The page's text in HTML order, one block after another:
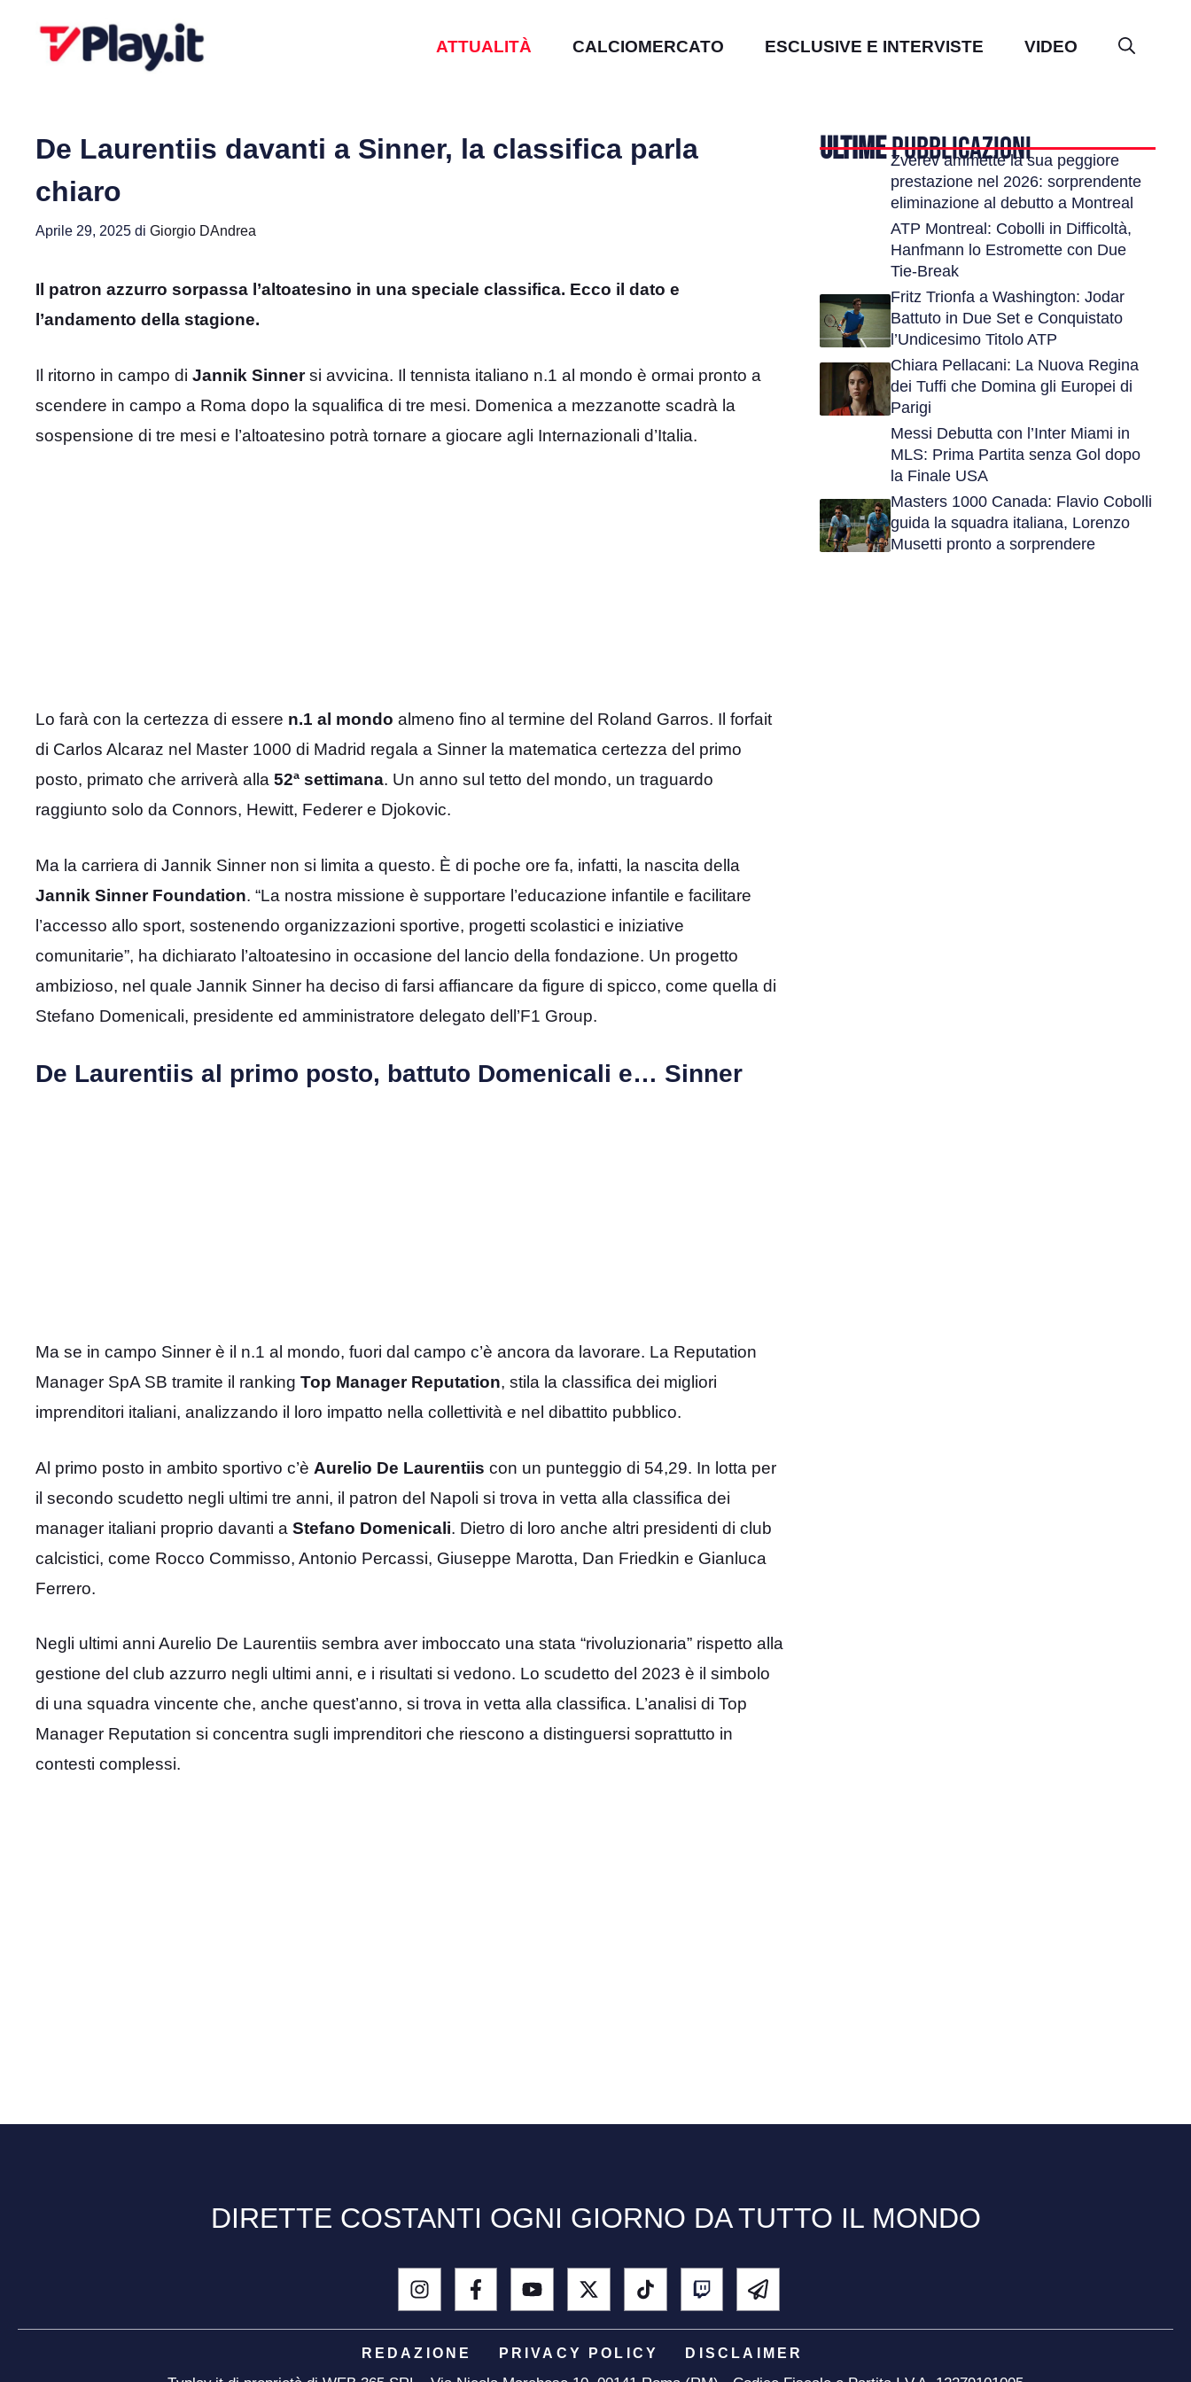
ATTUALITÀ CALCIOMERCATO ESCLUSIVE E INTERVISTE VIDEO
De Laurentiis davanti a Sinner, la classifica parla
chiaro
Aprile 29, 2025 di Giorgio DAndrea
Il patron azzurro sorpassa l’altoatesino in una speciale classifica. Ecco il dato e
l’andamento della stagione.
Il ritorno in campo di Jannik Sinnersi avvicina. Il tennista italiano n.1 al mondo è ormai pronto a
scendere in campo a Roma dopo la squalifica di tre mesi. Domenica a mezzanotte scadrà la
sospensione di tre mesi e l’altoatesino potrà tornare a giocare agli Internazionali d’Italia.
Lo farà con la certezza di essere n.1 al mondo almeno fino al termine del Roland Garros. Il forfait
di Carlos Alcaraz nel Master 1000 di Madrid regala a Sinner la matematica certezza del primo
posto, primato che arriverà alla 52ª settimana. Un anno sul tetto del mondo, un traguardo
raggiunto solo da Connors, Hewitt, Federer e Djokovic.
Ma la carriera di Jannik Sinner non si limita a questo. È di poche ore fa, infatti, la nascita della
Jannik Sinner Foundation. “La nostra missione è supportare l’educazione infantile e facilitare
l’accesso allo sport, sostenendo organizzazioni sportive, progetti scolastici e iniziative
comunitarie”, ha dichiarato l’altoatesino in occasione del lancio della fondazione. Un progetto
ambizioso, nel quale Jannik Sinner ha deciso di farsi affiancare da figure di spicco, come quella di
Stefano Domenicali, presidente ed amministratore delegato dell’F1 Group.
De Laurentiis al primo posto, battuto Domenicali e… Sinner
Ma se in campo Sinner è il n.1 al mondo, fuori dal campo c’è ancora da lavorare. La Reputation
Manager SpA SB tramite il ranking Top Manager Reputation, stila la classifica dei migliori
imprenditori italiani, analizzando il loro impatto nella collettività e nel dibattito pubblico.
Al primo posto in ambito sportivo c’è Aurelio De Laurentiis con un punteggio di 54,29. In lotta per
il secondo scudetto negli ultimi tre anni, il patron del Napoli si trova in vetta alla classifica dei
manager italiani proprio davanti a Stefano Domenicali. Dietro di loro anche altri presidenti di club
calcistici, come Rocco Commisso, Antonio Percassi, Giuseppe Marotta, Dan Friedkin e Gianluca
Ferrero.
Negli ultimi anni Aurelio De Laurentiis sembra aver imboccato una stata “rivoluzionaria” rispetto alla
gestione del club azzurro negli ultimi anni, e i risultati si vedono. Lo scudetto del 2023 è il simbolo
di una squadra vincente che, anche quest’anno, si trova in vetta alla classifica. L’analisi di Top
Manager Reputation si concentra sugli imprenditori che riescono a distinguersi soprattutto in
contesti complessi.
ULTIMEPUBBLICAZIONI
Zverev ammette la sua peggiore
prestazione nel 2026: sorprendente
eliminazione al debutto a Montreal
ATP Montreal: Cobolli in Difficoltà,
Hanfmann lo Estromette con Due
Tie-Break
Fritz Trionfa a Washington: Jodar
Battuto in Due Set e Conquistato
l’Undicesimo Titolo ATP
Chiara Pellacani: La Nuova Regina
dei Tuffi che Domina gli Europei di
Parigi
Messi Debutta con l’Inter Miami in
MLS: Prima Partita senza Gol dopo
la Finale USA
Masters 1000 Canada: Flavio Cobolli
guida la squadra italiana, Lorenzo
Musetti pronto a sorprendere
DIRETTE COSTANTI OGNI GIORNO DA TUTTO IL MONDO
REDAZIONE PRIVACY POLICY DISCLAIMER